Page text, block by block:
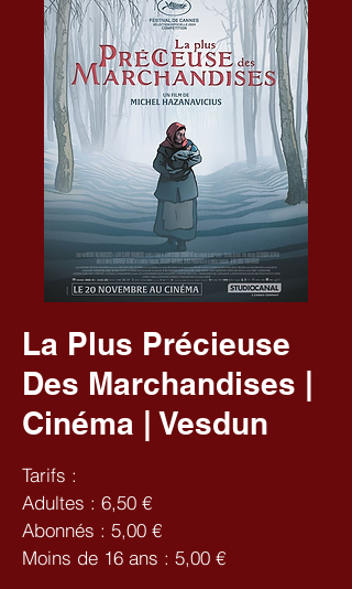
La Plus Précieuse
Des Marchandises |
Cinéma | Vesdun
Tarifs :
Adultes : 6,50 €
Abonnés : 5,00 €
Moins de 16 ans : 5,00 €